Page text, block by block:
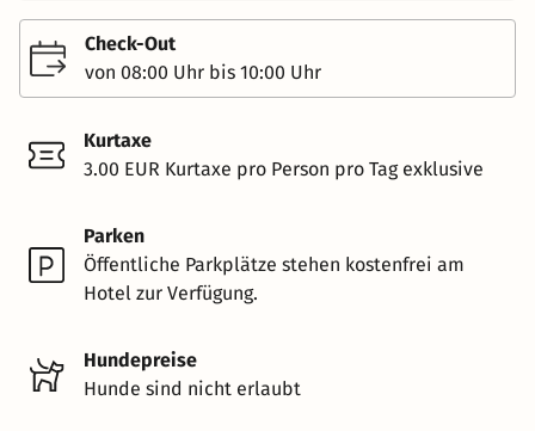
Check-Out
von 08:00 Uhr bis 10:00 Uhr
Kurtaxe
3.00 EUR Kurtaxe pro Person pro Tag exklusive
Parken
Öffentliche Parkplätze stehen kostenfrei am
Hotel zur Verfügung.
Hundepreise
Hunde sind nicht erlaubt